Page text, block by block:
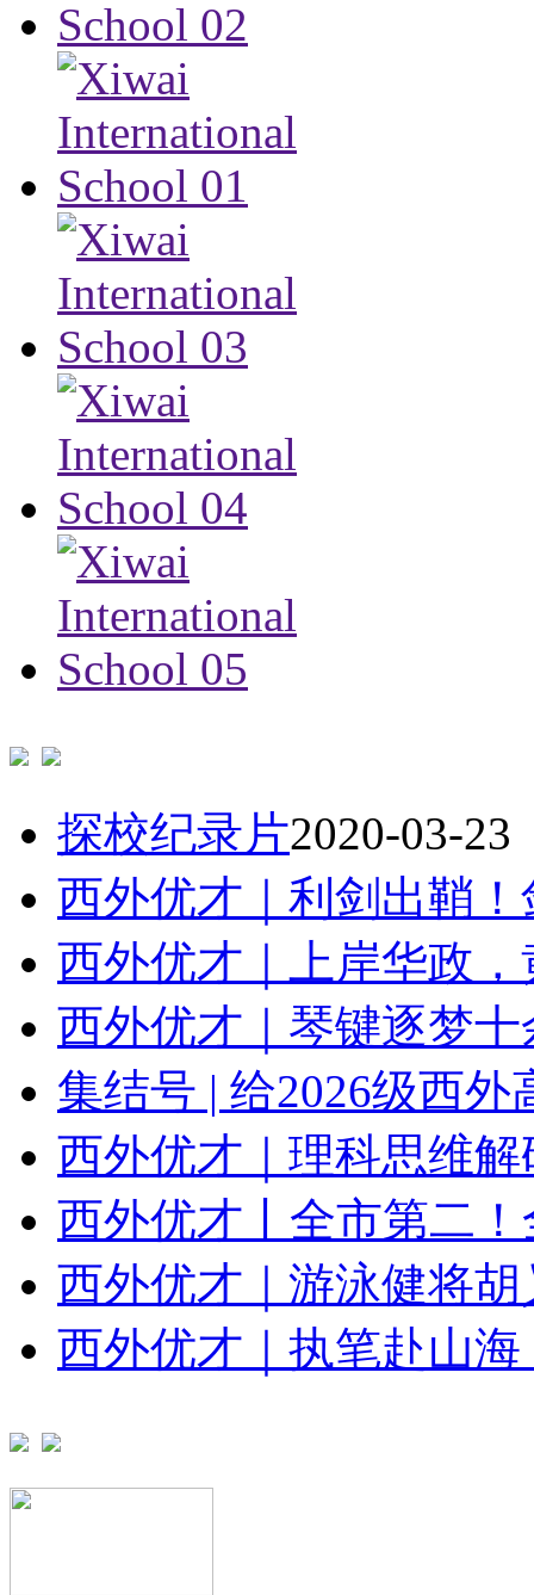
探校纪录片2020-03-23
西外优才｜利剑出鞘
西外优才｜上岸华政，
西外优才｜琴键逐梦
集结号 | 给2026级西外
西外优才｜理科思维解
西外优才丨全市第二
西外优才｜游泳健将
西外优才｜执笔赴山海